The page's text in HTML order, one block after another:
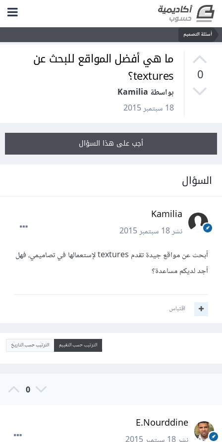
أسئلة التصميم
0
ما هي أفضل المواقع للبحث عن
textures؟
بواسطة Kamilia
18 سبتمبر 2015
أجب على هذا السؤال
السؤال
Kamilia
نشر18 سبتمبر 2015
أبحث عن مواقع جيدة تقدم textures لإستعمالها في تصاميمي، فهل
أجد لديكم مساعدة؟
اقتباس
الترتيب حسب التقييم الترتيب حسب التاريخ
0
E.Nourddine